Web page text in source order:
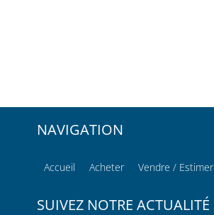
NAVIGATION
Accueil Acheter Vendre / Estimer
SUIVEZ NOTRE ACTUALITÉ